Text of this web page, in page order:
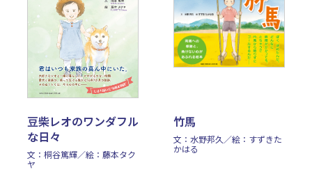
豆柴レオのワンダフル
な日々
文：桐谷篤輝／絵：藤本タク
ヤ
竹馬
文：水野邦久／絵：すずきた
かはる